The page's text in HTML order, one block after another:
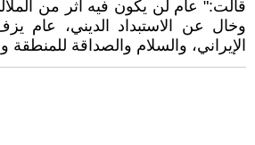
قالت:" عام لن يكون فيه أثر من
وخال عن الاستبداد الديني، عام
الإيراني، والسلام والصداقة للمنطقة